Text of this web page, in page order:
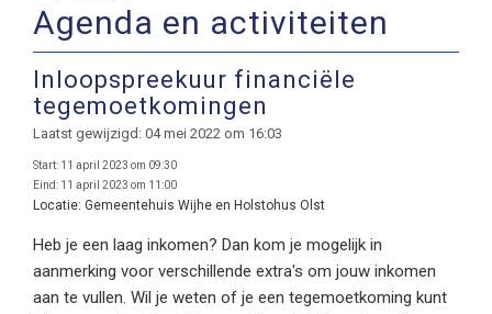
Agenda en activiteiten
Inloopspreekuur financiële
tegemoetkomingen
Laatst gewijzigd: 04 mei 2022 om 16:03
Start: 11 april 2023 om 09:30
Eind: 11 april 2023 om 11:00
Locatie: Gemeentehuis Wijhe en Holstohus Olst
Heb je een laag inkomen? Dan kom je mogelijk in
aanmerking voor verschillende extra's om jouw inkomen
aan te vullen. Wil je weten of je een tegemoetkoming kunt